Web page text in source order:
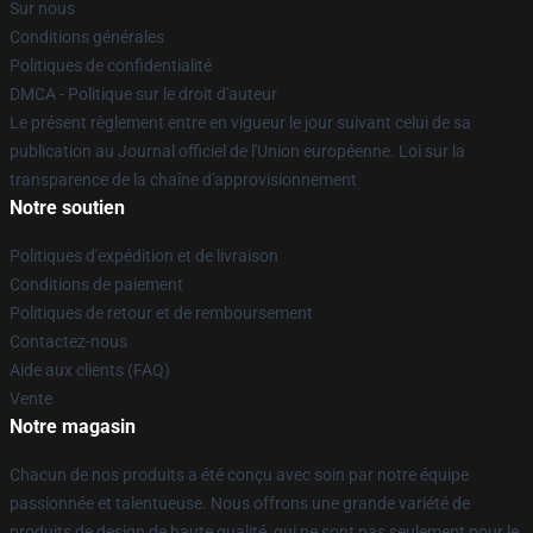
Sur nous
Conditions générales
Politiques de confidentialité
DMCA - Politique sur le droit d'auteur
Le présent règlement entre en vigueur le jour suivant celui de sa
publication au Journal officiel de l'Union européenne. Loi sur la
transparence de la chaîne d'approvisionnement
Notre soutien
Politiques d'expédition et de livraison
Conditions de paiement
Politiques de retour et de remboursement
Contactez-nous
Aide aux clients (FAQ)
Vente
Notre magasin
Chacun de nos produits a été conçu avec soin par notre équipe
passionnée et talentueuse. Nous offrons une grande variété de